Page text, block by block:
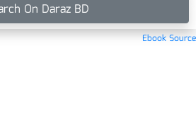
On Daraz BD
Ebook Source